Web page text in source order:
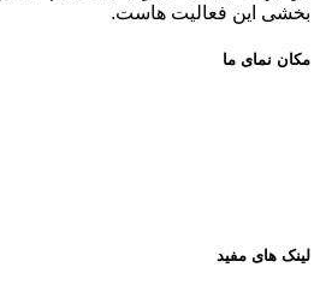
بخشی این فعالیت هاست.
مکان نمای ما
لینک های مفید